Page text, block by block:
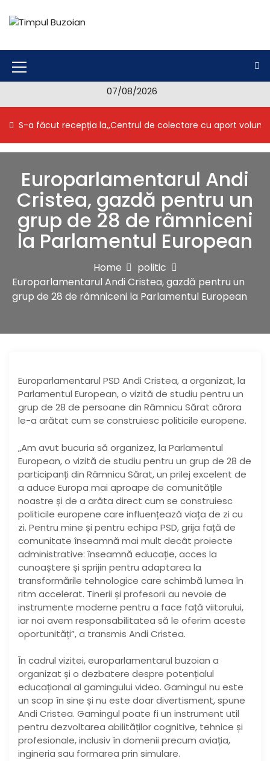
c
n
M
n
I
c
o
n
07/08/2026
S-a făcut recepția la,,Centrul de colectare cu aport
Europarlamentarul Andi
Cristea, gazdă pentru un
grup de 28 de râmniceni
la Parlamentul European
Home
politic
Europarlamentarul Andi Cristea, gazdă pentru un
grup de 28 de râmniceni la Parlamentul European
Europarlamentarul PSD Andi Cristea, a organizat, la
Parlamentul European, o vizită de studiu pentru un
grup de 28 de persoane din Râmnicu Sărat cărora
le-a arătat cum se construiesc politicile europene.
„Am avut bucuria să organizez, la Parlamentul
European, o vizită de studiu pentru un grup de 28 de
participanți din Râmnicu Sărat, un prilej excelent de
a aduce Europa mai aproape de comunitățile
noastre și de a arăta direct cum se construiesc
politicile europene care influențează viața de zi cu
zi. Pentru mine și pentru echipa PSD, grija față de
comunitate înseamnă mai mult decât proiecte
administrative: înseamnă educație, acces la
cunoaștere și sprijin pentru adaptarea la
transformările tehnologice care schimbă lumea în
ritm accelerat. Tinerii și profesorii au nevoie de
instrumente moderne pentru a face față viitorului,
iar noi avem responsabilitatea să le oferim aceste
oportunități”, a transmis Andi Cristea.
În cadrul vizitei, europarlamentarul buzoian a
organizat și o dezbatere despre potențialul
educațional al gamingului video. Gamingul nu este
un scop în sine și nu este doar divertisment, spune
Andi Cristea. Gamingul poate fi un instrument util
pentru dezvoltarea abilităților cognitive, tehnice și
profesionale, inclusiv în domenii precum aviația,
ingineria sau formarea prin simulare.